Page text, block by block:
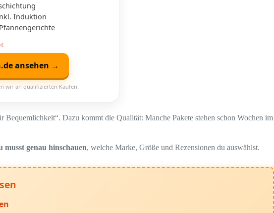
Induktion
ansehen →
wir an qualifizierten Käufen.
Dazu kommt die Qualität: Manche Pakete stehen schon Wochen im
musst genau hinschauen, welche Marke, Größe und Rezensionen du auswählst.